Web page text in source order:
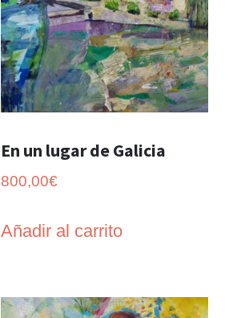
En un lugar de Galicia
800,00€
Añadir al carrito